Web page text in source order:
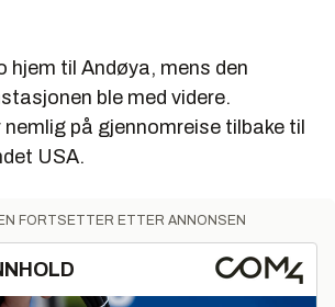
hjem til Andøya, mens den
ble med videre.
nemlig på gjennomreise tilbake til
USA.
FORTSETTER ETTER ANNONSEN